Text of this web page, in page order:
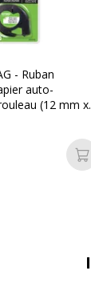
- Ruban
auto-
(12 mm x